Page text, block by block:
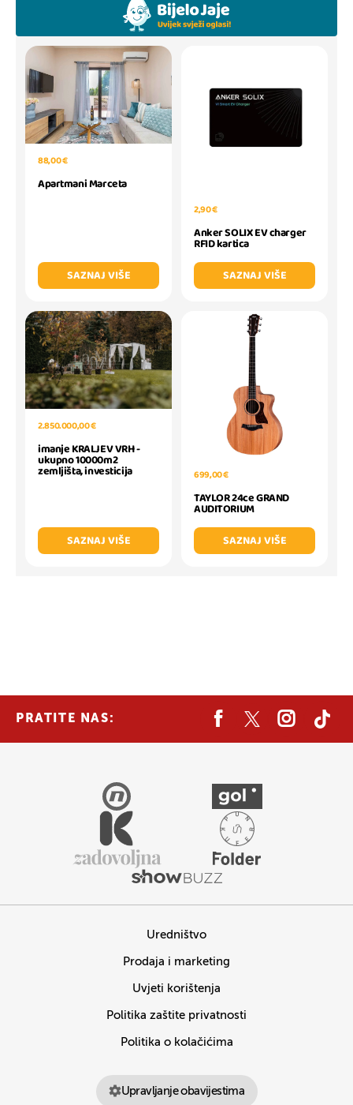
88,00 €
Apartmani Marceta
SAZNAJ VIŠE
2,90 €
Anker SOLIX EV charger
RFID kartica
SAZNAJ VIŠE
2.850.000,00 €
imanje KRALJEV VRH -
ukupno 10000m2
zemljišta, investicija
SAZNAJ VIŠE
699,00 €
TAYLOR 24ce GRAND
AUDITORIUM
SAZNAJ VIŠE
PRATITE NAS:
Uredništvo
Prodaja i marketing
Uvjeti korištenja
Politika zaštite privatnosti
Politika o kolačićima
Upravljanje obavijestima